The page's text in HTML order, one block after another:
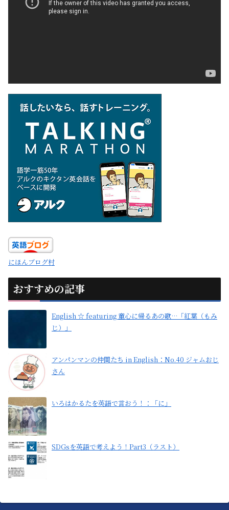
にほんブログ村
おすすめの記事
English ☆ featuring 童心に帰るあの歌…「紅葉（もみ
じ）」
アンパンマンの仲間たち in English：No.40 ジャムおじ
さん
いろはかるたを英語で言おう！：「に」
SDGsを英語で考えよう！Part3（ラスト）